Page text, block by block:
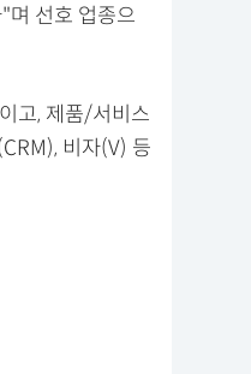
며 선호 업종으
고, 제품/서비스
비자(V) 등